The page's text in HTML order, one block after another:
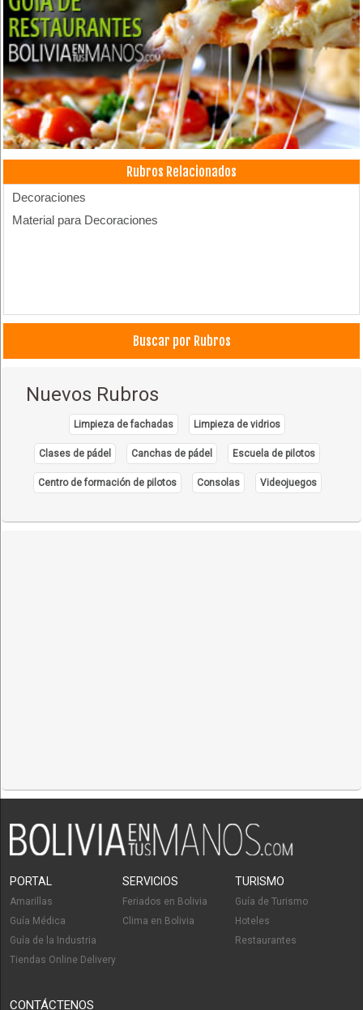
Rubros Relacionados
Decoraciones
Material para Decoraciones
Buscar por Rubros
Nuevos Rubros
Limpieza de fachadas Limpieza de vidrios
Clases de pádel Canchas de pádel Escuela de pilotos
Centro de formación de pilotos Consolas Videojuegos
PORTAL
Amarillas
Guía Médica
Guía de la Industria
Tiendas Online Delivery
SERVICIOS
Feriados en Bolivia
Clima en Bolivia
TURISMO
Guía de Turismo
Hoteles
Restaurantes
CONTÁCTENOS